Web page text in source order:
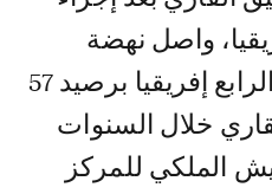
واصل نهضة
بركان احتلاله للمركز الرابع إفريقيا برصيد 57
خلال السنوات
الملكي للمركز